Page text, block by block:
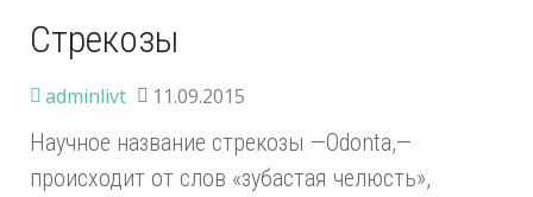
Стрекозы
adminlivt 11.09.2015
Научное название стрекозы —Odonta,—
происходит от слов «зубастая челюсть»,